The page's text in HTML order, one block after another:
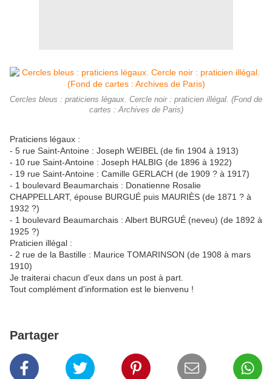
Cercles bleus : praticiens légaux. Cercle noir : praticien illégal. (Fond de
cartes : Archives de Paris)
Praticiens légaux :
- 5 rue Saint-Antoine : Joseph WEIBEL (de fin 1904 à 1913)
- 10 rue Saint-Antoine : Joseph HALBIG (de 1896 à 1922)
- 19 rue Saint-Antoine : Camille GERLACH (de 1909 ? à 1917)
- 1 boulevard Beaumarchais : Donatienne Rosalie
CHAPPELLART, épouse BURGUÉ puis MAURIÈS (de 1871 ? à
1932 ?)
- 1 boulevard Beaumarchais : Albert BURGUÉ (neveu) (de 1892 à
1925 ?)
Praticien illégal :
- 2 rue de la Bastille : Maurice TOMARINSON (de 1908 à mars
1910)
Je traiterai chacun d'eux dans un post à part.
Tout complément d'information est le bienvenu !
Partager